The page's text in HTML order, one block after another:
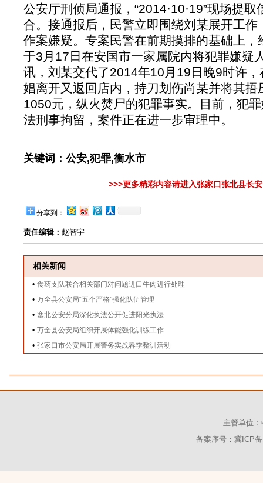
公安厅刑侦局通报，“2014·10·19”现场提
合。接通报后，民警立即围绕刘某展开工作
作案嫌疑。专案民警在前期摸排的基础上，
于3月17日在安国市一家属院内将犯罪嫌疑
讯，刘某交代了2014年10月19日晚9时许
娼离开又返回店内，持刀划伤尚某并将其捂
1050元，纵火焚尸的犯罪事实。目前，犯
法刑事拘留，案件正在进一步审理中。
关键词： 公安,犯罪,衡水市
>>>更多精彩内容请进入张家口张北县长
分享到：
责任编辑： 赵智宇
相关新闻
• 食药支队联合相关部门对问题进口牛肉进行处理
• 万全县公安局“五个严格”强化队伍管理
• 塞北公安分局深化执法公开促进阳光执法
• 万全县公安局组织开展体能强化训练工作
• 张家口市公安局开展警务实战春季整训活动
主管单位
备案序号：冀ICP